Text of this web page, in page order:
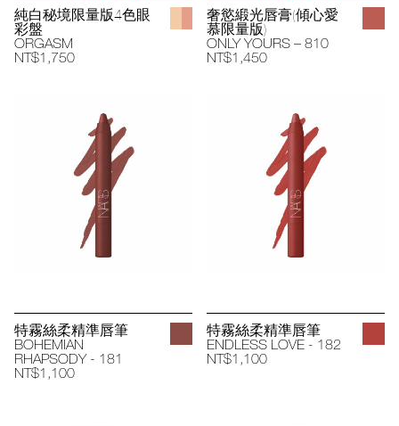
純白秘境限量版4色眼
彩盤
ORGASM
NT$1,750
奢慾緞光唇膏(傾心愛
慕限量版)
ONLY YOURS – 810
NT$1,450
特霧絲柔精準唇筆
BOHEMIAN
RHAPSODY - 181
NT$1,100
特霧絲柔精準唇筆
ENDLESS LOVE - 182
NT$1,100